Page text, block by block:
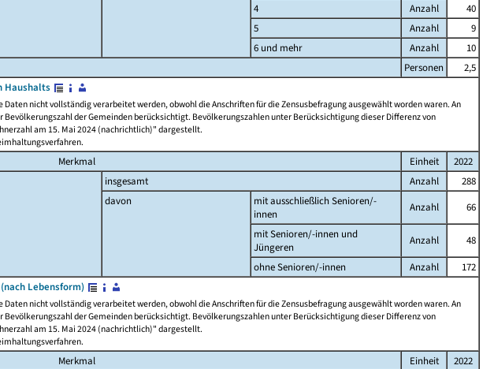
4
Anzahl
40
5
Anzahl
9
6 und mehr
Anzahl
10
Personen
2,5
Haushalts
nicht vollständig verarbeitet werden, obwohl die Anschriften für die Zensusbefragung ausgewählt worden waren. An
der Gemeinden berücksichtigt. Bevölkerungszahlen unter Berücksichtigung dieser Differenz von
am 15. Mai 2024 (nachrichtlich)" dargestellt.
Merkmal Einheit
2022
insgesamt Anzahl
288
davon
mit ausschließlich Senioren/-
innen
Anzahl
66
mit Senioren/-innen und
Jüngeren
Anzahl
48
ohne Senioren/-innen
Anzahl
172
Lebensform)
nicht vollständig verarbeitet werden, obwohl die Anschriften für die Zensusbefragung ausgewählt worden waren. An
der Gemeinden berücksichtigt. Bevölkerungszahlen unter Berücksichtigung dieser Differenz von
am 15. Mai 2024 (nachrichtlich)" dargestellt.
Merkmal Einheit
2022